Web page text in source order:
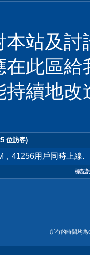
本站及討
在此區給
持續地改
位訪客)
，41256用戶同時上線.
標記
所有的時間均為